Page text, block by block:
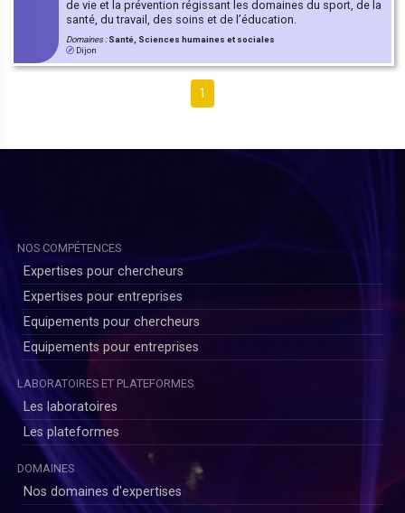
de vie et la prévention régissant les domaines du sport, de la
santé, du travail, des soins et de l’éducation.
Domaines :Santé, Sciences humaines et sociales
Dijon
1
NOS COMPÉTENCES
Expertises pour chercheurs
Expertises pour entreprises
Equipements pour chercheurs
Equipements pour entreprises
LABORATOIRES ET PLATEFORMES
Les laboratoires
Les plateformes
DOMAINES
Nos domaines d'expertises